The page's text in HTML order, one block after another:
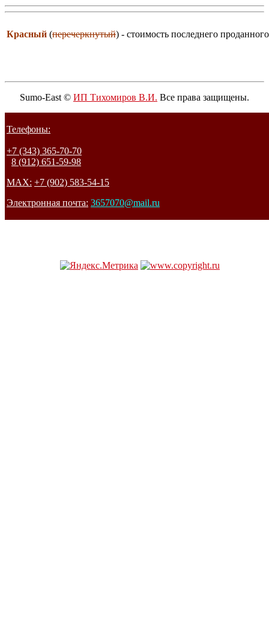
Красный (перечеркнутый) - стоимость последнего
Sumo-East © ИП Тихомиров В.И. Все права защищены.
Телефоны:
+7 (343) 365-70-70
8 (912) 651-59-98
MAX: +7 (902) 583-54-15
Электронная почта: 3657070@mail.ru